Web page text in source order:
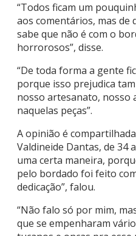
“Todos ficam um
aos comentários, mas
sabe que não é com o
horrorosos”, disse.
“De toda forma a gente
porque isso prejudica
nosso artesanato, nosso
naquelas peças”.
A opinião é
Valdineide Dantas, de 34
uma certa maneira,
pelo bordado foi feito
dedicação”, falou.
“Não falo só por mim,
que se empenharam